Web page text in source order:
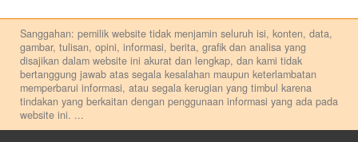
Sanggahan: pemilik website tidak menjamin seluruh isi, konten, data,
gambar, tulisan, opini, informasi, berita, grafik dan analisa yang
disajikan dalam website ini akurat dan lengkap, dan kami tidak
bertanggung jawab atas segala kesalahan maupun keterlambatan
memperbarui informasi, atau segala kerugian yang timbul karena
tindakan yang berkaitan dengan penggunaan informasi yang ada pada
website ini. ...